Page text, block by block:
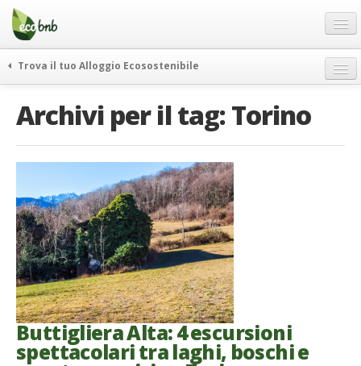
Menu
Salta
contenuto
Offerte Speciali
Regali
FAQ
Partner
Contatti
Italiano
German
English
Spanish
Trova il tuo Alloggio Ecosostenibile
itinerari
vivere e viaggiare verde
news ed eventi
ecohotel
rassegna stampa
Archivi per il tag:Torino
Buttigliera Alta: 4 escursioni
spettacolari tra laghi, boschi e